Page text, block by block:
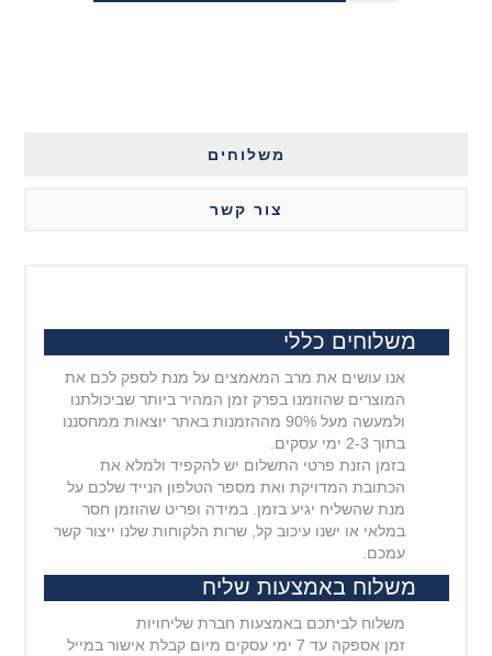
משלוחים
צור קשר
משלוחים כללי
אנו עושים את מרב המאמצים על מנת לספק לכם את
המוצרים שהוזמנו בפרק זמן המהיר ביותר שביכולתנו
ולמעשה מעל 90% מההזמנות באתר יוצאות ממחסננו
בתוך 2-3 ימי עסקים.
בזמן הזנת פרטי התשלום יש להקפיד ולמלא את
הכתובת המדויקת ואת מספר הטלפון הנייד שלכם על
מנת שהשליח יגיע בזמן. במידה ופריט שהוזמן חסר
במלאי או ישנו עיכוב קל, שרות הלקוחות שלנו ייצור קשר
עמכם.
משלוח באמצעות שליח
משלוח לביתכם באמצעות חברת שליחויות
זמן אספקה עד 7 ימי עסקים מיום קבלת אישור במייל